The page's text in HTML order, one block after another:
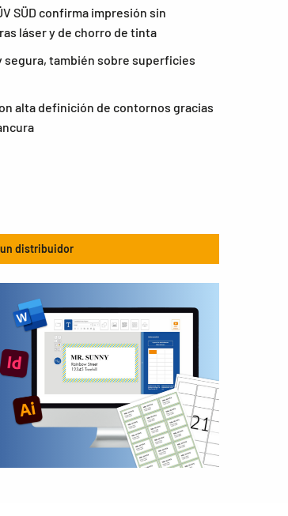
SÜD confirma impresión sin
láser y de chorro de tinta
también sobre superficies
alta definición de contornos gracias
distribuidor